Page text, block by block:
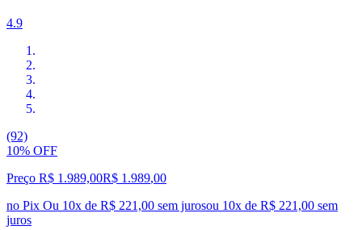
4.9
(92)
10% OFF
Preço R$ 1.989,00R$ 1.989,00
no Pix Ou 10x de R$ 221,00 sem jurosou 10x de R$ 221,00 sem
juros